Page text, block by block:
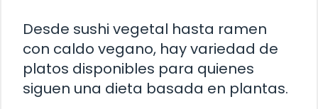
Desde sushi vegetal hasta ramen
con caldo vegano, hay variedad de
platos disponibles para quienes
siguen una dieta basada en plantas.